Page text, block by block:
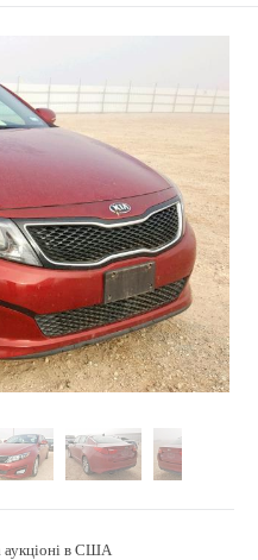
аукціоні в США